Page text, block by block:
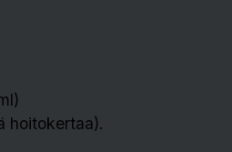
hoitokertaa).